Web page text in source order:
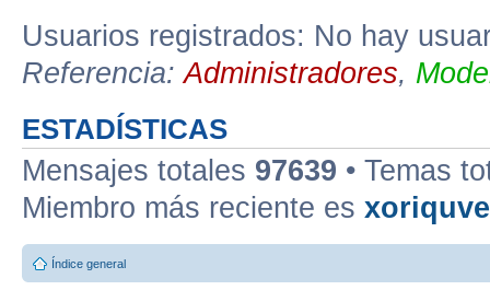
Usuarios registrados: No hay
Referencia:Administradores,
ESTADÍSTICAS
Mensajes totales 97639 • Temas
Miembro más reciente es
Índice general